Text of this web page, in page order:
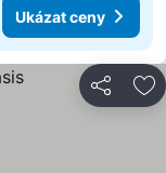
Ukázat ceny
Sdílet